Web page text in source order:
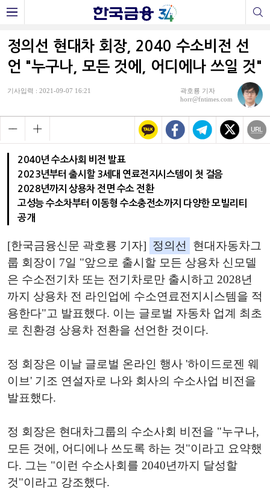
정의선 현대차 회장, 2040 수소비전 선
언 "누구나, 모든 것에, 어디에나 쓰일 것"
기사입력 : 2021-09-07 16:21
곽호룡 기자
horr@fntimes.com
2040년 수소사회 비전 발표
2023년부터 출시할 3세대 연료전지시스템이 첫 걸음
2028년까지 상용차 전면 수소 전환
고성능 수소차부터 이동형 수소충전소까지 다양한 모빌리티
공개
[한국금융신문 곽호룡 기자] 정의선
현대자동차그
룹 회장이 7일 "앞으로 출시할 모든 상용차 신모델
은 수소전기차 또는 전기차로만 출시하고 2028년
까지 상용차 전 라인업에 수소연료전지시스템을 적
용한다"고 발표했다. 이는 글로벌 자동차 업계 최초
로 친환경 상용차 전환을 선언한 것이다.
정 회장은 이날 글로벌 온라인 행사 '하이드로젠 웨
이브' 기조 연설자로 나와 회사의 수소사업 비전을
발표했다.
정 회장은 현대차그룹의 수소사회 비전을 "누구나,
모든 것에, 어디에나 쓰도록 하는 것"이라고 요약했
다. 그는 "이런 수소사회를 2040년까지 달성할
것"이라고 강조했다.